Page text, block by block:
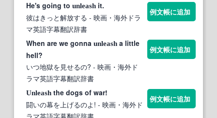
He's going to unleash it.
彼はきっと解放する - 映画・海外ドラ
マ英語字幕翻訳辞書
例文帳に追加
When are we gonna unleash a little
hell?
いつ地獄を見せるの? - 映画・海外ド
ラマ英語字幕翻訳辞書
例文帳に追加
Unleash the dogs of war!
闘いの幕を上げるのよ! - 映画・海外ド
例文帳に追加